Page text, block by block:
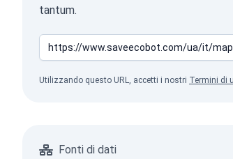
tantum.
Utilizzando questo URL, accetti i nostri Termini di
Fonti di dati